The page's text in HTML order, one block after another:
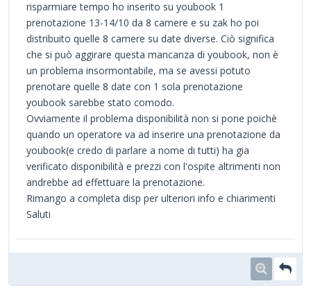
risparmiare tempo ho inserito su youbook 1
prenotazione 13-14/10 da 8 camere e su zak ho poi
distribuito quelle 8 camere su date diverse. Ciò significa
che si può aggirare questa mancanza di youbook, non è
un problema insormontabile, ma se avessi potuto
prenotare quelle 8 date con 1 sola prenotazione
youbook sarebbe stato comodo.
Ovviamente il problema disponibilità non si pone poichè
quando un operatore va ad inserire una prenotazione da
youbook(e credo di parlare a nome di tutti) ha gia
verificato disponibilità e prezzi con l'ospite altrimenti non
andrebbe ad effettuare la prenotazione.
Rimango a completa disp per ulteriori info e chiarimenti
Saluti